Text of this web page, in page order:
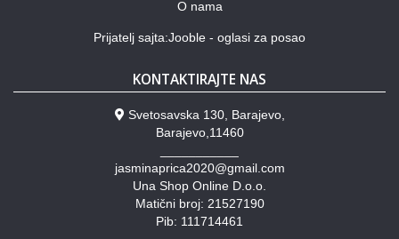
O nama
Prijatelj sajta:Jooble - oglasi za posao
KONTAKTIRAJTE NAS
Svetosavska 130, Barajevo,
Barajevo,11460
jasminaprica2020@gmail.com
Una Shop Online D.o.o.
Matični broj: 21527190
Pib: 111714461